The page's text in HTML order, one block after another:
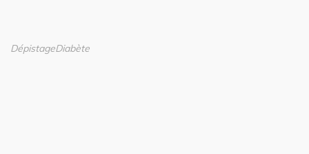
DépistageDiabète